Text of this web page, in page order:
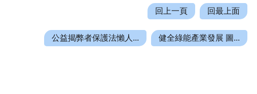
回上一頁 回最上面
公益揭弊者保護法懶人... 健全綠能產業發展 圖...